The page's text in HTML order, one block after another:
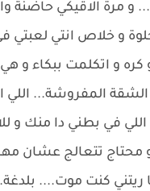
مرة الاقيكي حاضنة
و خلاص انتي لعبتي
و اتكلمت ببكاء و
الشقة المفروشة...
في بطني دا منك
تتعالج عشان
ريتني كنت موت....